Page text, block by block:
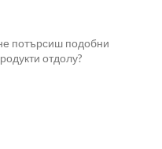
потърсиш подобни
отдолу?